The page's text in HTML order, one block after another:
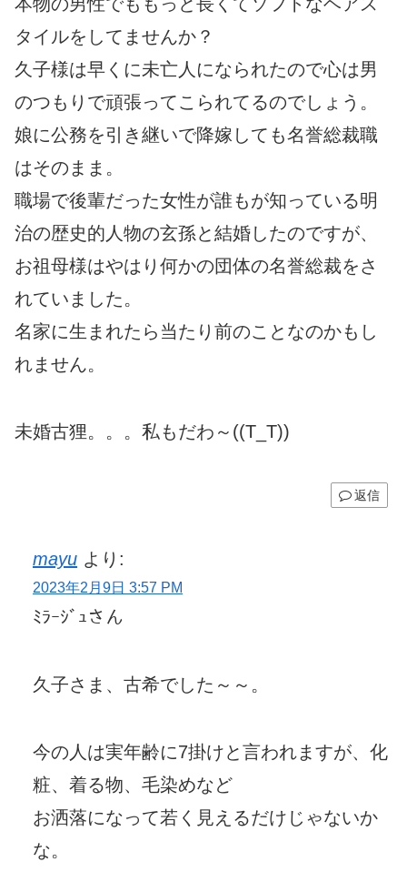
タイルをしてませんか？
久子様は早くに未亡人になられたので心は男
のつもりで頑張ってこられてるのでしょう。
娘に公務を引き継いで降嫁しても名誉総裁職
はそのまま。
職場で後輩だった女性が誰もが知っている明
治の歴史的人物の玄孫と結婚したのですが、
お祖母様はやはり何かの団体の名誉総裁をさ
れていました。
名家に生まれたら当たり前のことなのかもし
れません。
未婚古狸。。。私もだわ～((T_T))
返信
mayu より:
2023年2月9日 3:57 PM
ﾐﾗｰｼﾞｭさん
久子さま、古希でした～～。
今の人は実年齢に7掛けと言われますが、化
粧、着る物、毛染めなど
お洒落になって若く見えるだけじゃないか
な。